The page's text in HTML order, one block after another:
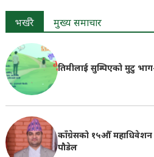
भर्खरै मुख्य समाचार
तिमीलाई सुम्पिएको मुटु
काँग्रेसको १५औँ महाधिवेशन
पौडेल